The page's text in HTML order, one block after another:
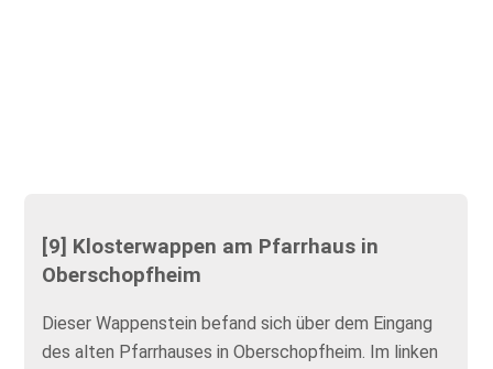
[9] Klosterwappen am Pfarrhaus in
Oberschopfheim
Dieser Wappenstein befand sich über dem Eingang
des alten Pfarrhauses in Oberschopfheim. Im linken